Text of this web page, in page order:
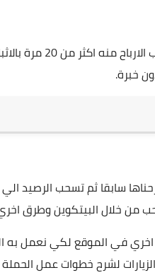
من خلال العمل علي
خبرة.
سابقا ثم تسحب الرصيد
من خلال البيتكوين وطرق
شحنه مرة اخري في الموقع لكي
لشرح خطوات عمل